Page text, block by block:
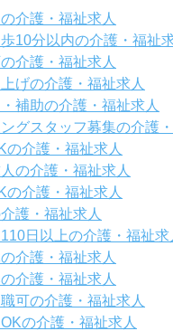
介護・福祉求人
10分以内の介護・福祉
介護・福祉求人
げの介護・福祉求人
補助の介護・福祉求人
グスタッフ募集の介護
の介護・福祉求人
の介護・福祉求人
の介護・福祉求人
護・福祉求人
日以上の介護・福祉求
介護・福祉求人
介護・福祉求人
可の介護・福祉求人
の介護・福祉求人